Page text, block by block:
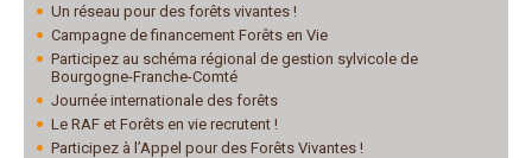
Un réseau pour des forêts vivantes !
Campagne de financement Forêts en Vie
Participez au schéma régional de gestion sylvicole de
Bourgogne-Franche-Comté
Journée internationale des forêts
Le RAF et Forêts en vie recrutent !
Participez à l’Appel pour des Forêts Vivantes !